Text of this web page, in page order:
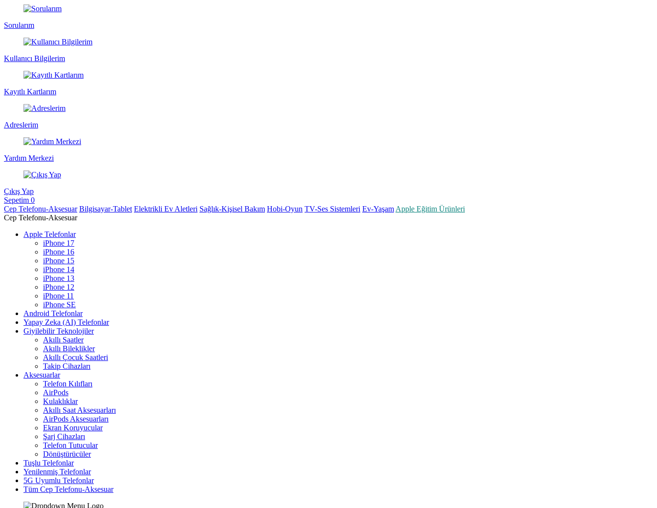
Sorularım
Kullanıcı Bilgilerim
Kayıtlı Kartlarım
Adreslerim
Yardım Merkezi
Çıkış Yap
Sepetim 0
Cep Telefonu-Aksesuar Bilgisayar-Tablet Elektrikli Ev Aletleri Sağlık-Kişisel Bakım Hobi-Oyun TV-Ses Sistemleri Ev-Yaşam Apple Eğitim Ürünleri
Cep Telefonu-Aksesuar
Apple Telefonlar
iPhone 17
iPhone 16
iPhone 15
iPhone 14
iPhone 13
iPhone 12
iPhone 11
iPhone SE
Android Telefonlar
Yapay Zeka (AI) Telefonlar
Giyilebilir Teknolojiler
Akıllı Saatler
Akıllı Bileklikler
Akıllı Çocuk Saatleri
Takip Cihazları
Aksesuarlar
Telefon Kılıfları
AirPods
Kulaklıklar
Akıllı Saat Aksesuarları
AirPods Aksesuarları
Ekran Koruyucular
Şarj Cihazları
Telefon Tutucular
Dönüştürücüler
Tuşlu Telefonlar
Yenilenmiş Telefonlar
5G Uyumlu Telefonlar
Tüm Cep Telefonu-Aksesuar